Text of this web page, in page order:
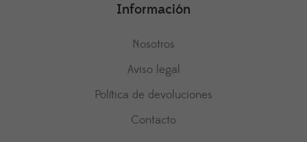
Información
Nosotros
Aviso legal
Política de devoluciones
Contacto